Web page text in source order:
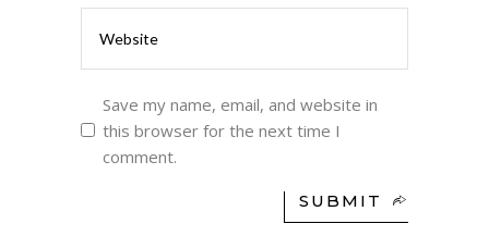
Save my name, email, and website in
this browser for the next time I
comment.
SUBMIT